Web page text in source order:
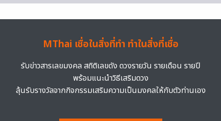
MThai เชื่อในสิ่งที่ทำ ทำในสิ่งที่เชื่อ
รับข่าวสารเลขมงคล สถิติเลขดัง ดวงรายวัน รายเดือน รายปี
พร้อมแนะนำวิธีเสริมดวง
ลุ้นรับรางวัลจากกิจกรรมเสริมความเป็นมงคลให้กับตัวท่านเอง